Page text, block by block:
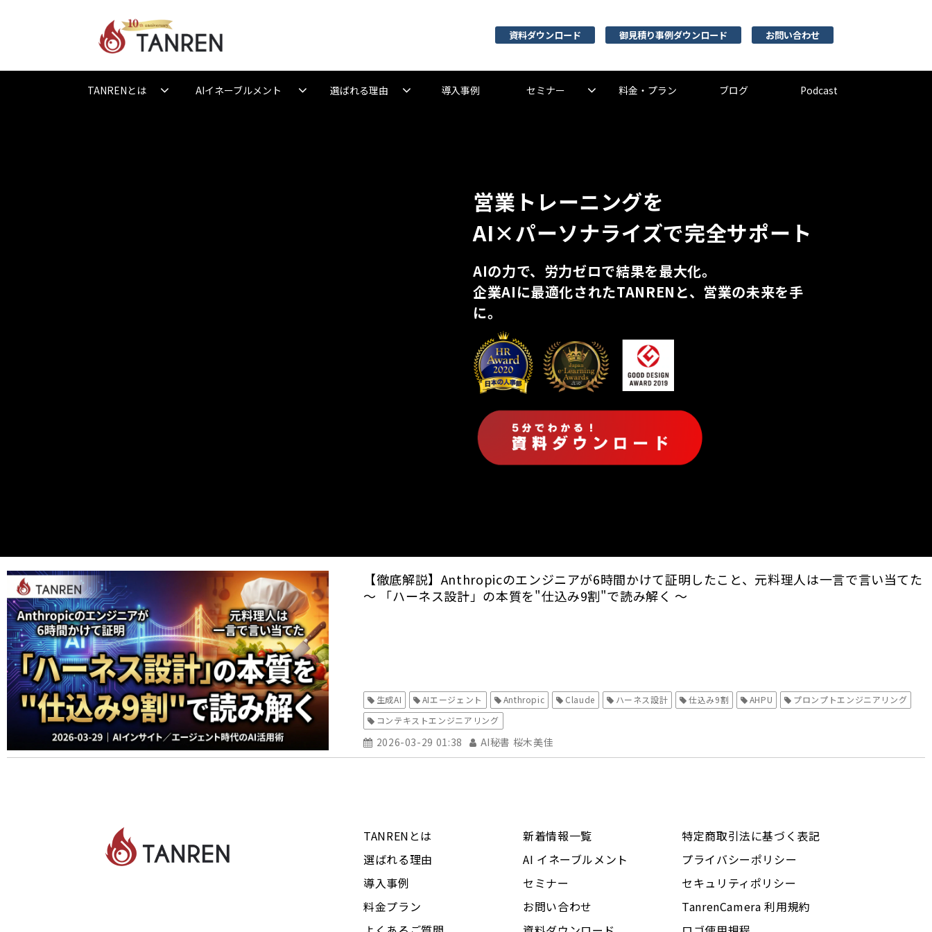
資料ダウンロード 御見積り事例ダウンロード お問い合わせ
TANRENとは AIイネーブルメント 選ばれる理由 導入事例 セミナー 料金・プラン ブログ Podcast
営業トレーニングを
AI×パーソナライズで完全サポート
AIの力で、労力ゼロで結果を最大化。
企業AIに最適化されたTANRENと、営業の未来を手
に。
【徹底解説】Anthropicのエンジニアが6時間かけて証明したこと、元料理人は一言で言い当てた
～ 「ハーネス設計」の本質を"仕込み9割"で読み解く ～
生成AI AIエージェント Anthropic Claude ハーネス設計 仕込み9割 AHPU
プロンプトエンジニアリング
コンテキストエンジニアリング
2026-03-29 01:38 AI秘書 桜木美佳
TANRENとは
選ばれる理由
導入事例
料金プラン
新着情報一覧
AI イネーブルメント
セミナー
お問い合わせ
特定商取引法に基づく表記
プライバシーポリシー
セキュリティポリシー
TanrenCamera 利用規約